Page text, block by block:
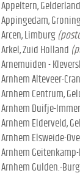
Gelderland
Limburg
Zuid Holland
-
Alteveer-
Centrum,
Duifje-
Elderveld,
Elsweide-
Gulden.-